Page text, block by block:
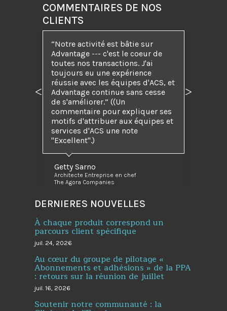
COMMENTAIRES DE NOS
CLIENTS
“Notre activité est bâtie sur
Advantage --- c'est le coeur de
toutes nos transactions. J'ai
toujours eu une expérience
réussie avec les équipes d'ACS, et
Advantage continue sans cesse
de s'améliorer.” ((Un
commentaire pour expliquer ses
motifs d'attribuer aux équipes et
services d'ACS une note
"Excellent".)
Getty Sarno
Architecte Entreprise en chef
The Agora Companies
Précédent Suivant
DERNIERES NOUVELLES
À chaque produit correspond un
parcours client spécifique
juil. 24, 2026
Au cœur du groupe de pilotage «
Abonnements et adhésions » de la PPA
: retours sur la réunion de juillet
juil. 16, 2026
Soutenir notre communauté : la